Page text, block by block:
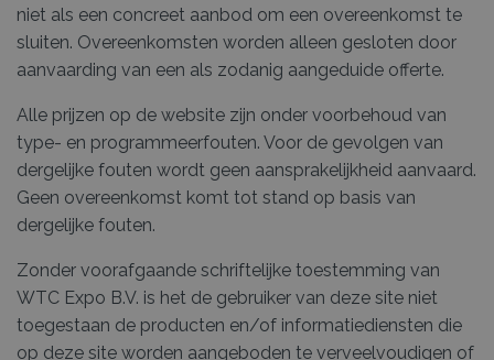
niet als een concreet aanbod om een overeenkomst te
sluiten. Overeenkomsten worden alleen gesloten door
aanvaarding van een als zodanig aangeduide offerte.
Alle prijzen op de website zijn onder voorbehoud van
type- en programmeerfouten. Voor de gevolgen van
dergelijke fouten wordt geen aansprakelijkheid aanvaard.
Geen overeenkomst komt tot stand op basis van
dergelijke fouten.
Zonder voorafgaande schriftelijke toestemming van
WTC Expo B.V. is het de gebruiker van deze site niet
toegestaan de producten en/of informatiediensten die
op deze site worden aangeboden te verveelvoudigen of